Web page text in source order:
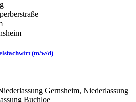
(m/w/d)
Gernsheim, Niederlassung
Buchloe